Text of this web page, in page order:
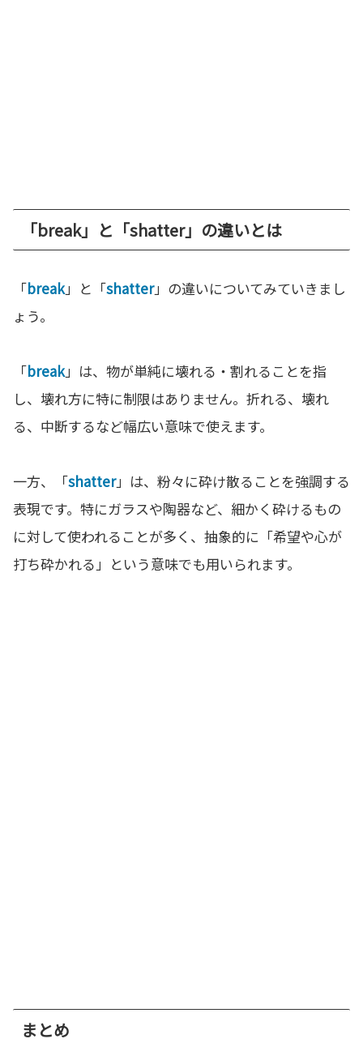
「break」と「shatter」の違いとは
「break」と「shatter」の違いについてみていきまし
ょう。
「break」は、物が単純に壊れる・割れることを指
し、壊れ方に特に制限はありません。折れる、壊れ
る、中断するなど幅広い意味で使えます。
一方、「shatter」は、粉々に砕け散ることを強調する
表現です。特にガラスや陶器など、細かく砕けるもの
に対して使われることが多く、抽象的に「希望や心が
打ち砕かれる」という意味でも用いられます。
まとめ